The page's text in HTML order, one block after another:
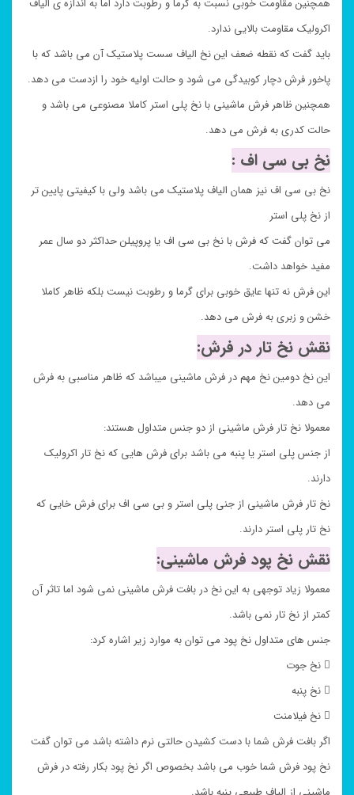
همچنین مقاومت خوبی نسبت به گرما و رطوبت دارد اما به اندازه ی الیاف
اکرولیک مقاومت بالایی ندارد.
باید گفت که نقطه ضعف این نخ الیاف سست پلاستیک آن می باشد که با
پاخور فرش دچار کوبیدگی می شود و حالت اولیه خود را ازدست می دهد.
همچنین ظاهر فرش ماشینی با نخ پلی استر کاملا مصنوعی می باشد و
حالت کدری به فرش می دهد.
نخ بی سی اف :
نخ بی سی اف نیز همان الیاف پلاستیک می باشد ولی با کیفیتی پایین تر
از نخ پلی استر
می توان گفت که فرش با نخ بی سی اف یا پروپیلن حداکثر دو سال عمر
مفید خواهد داشت.
این فرش نه تنها عایق خوبی برای گرما و رطوبت نیست بلکه ظاهر کاملا
خشن و زبری به فرش می دهد.
نقش نخ تار در فرش:
این نخ دومین نخ مهم در فرش ماشینی میباشد که ظاهر مناسبی به فرش
می دهد.
معمولا نخ تار فرش ماشینی از دو جنس متداول هستند:
از جنس پلی استر یا پنبه می باشد برای فرش هایی که نخ تار اکرولیک
دارند.
نخ تار فرش ماشینی از جنی پلی استر و بی سی اف برای فرش خایی که
نخ تار پلی استر دارند.
نقش نخ پود فرش ماشینی:
معمولا زیاد توجهی به این نخ در بافت فرش ماشینی نمی شود اما تاثر آن
کمتر از نخ تار نمی باشد.
جنس های متداول نخ پود می توان به موارد زیر اشاره کرد:
 نخ جوت
 نخ پنبه
 نخ فیلامنت
اگر بافت فرش شما با دست کشیدن حالتی نرم داشته باشد می توان گفت
نخ پود فرش شما خوب می باشد بخصوص اگر نخ پود بکار رفته در فرش